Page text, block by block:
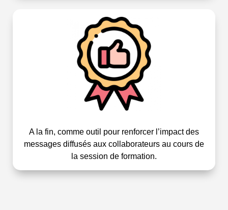
A la fin, comme outil pour renforcer l’impact des
messages diffusés aux collaborateurs au cours de
la session de formation.